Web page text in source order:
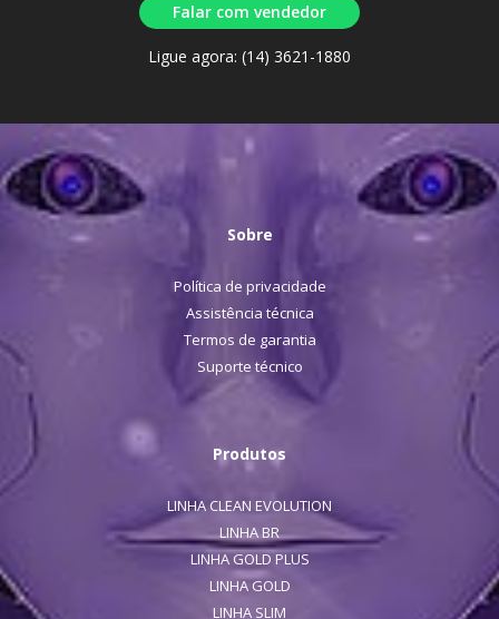
Falar com vendedor
Ligue agora: (14) 3621-1880
Sobre
Política de privacidade
Assistência técnica
Termos de garantia
Suporte técnico
Produtos
LINHA CLEAN EVOLUTION
LINHA BR
LINHA GOLD PLUS
LINHA GOLD
LINHA SLIM